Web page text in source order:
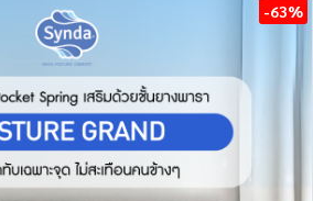
-63%